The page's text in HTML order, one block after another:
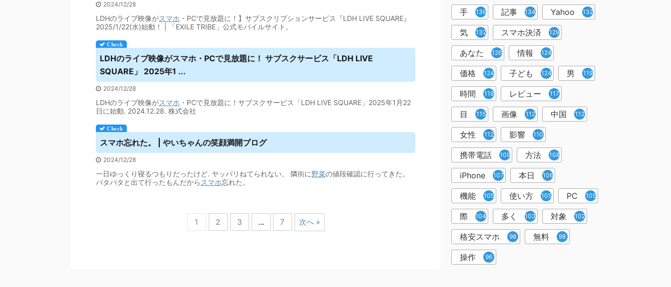
2024/12/28
LDHのライブ映像がスマホ ・PCで見放題に！】サブスクリプションサービス『LDH LIVE SQUARE』
2025/1/22(水)始動！ | 「EXILE TRIBE」公式モバイルサイト。
LDHのライブ映像がスマホ ・PCで見放題に！ サブスクサービス「LDH LIVE
SQUARE」 2025年1 ...
2024/12/28
LDHのライブ映像がスマホ ・PCで見放題に！サブスクサービス「LDH LIVE SQUARE」2025年1月22
日に始動. 2024.12.28. 株式会社
スマホ忘れた。 | やいちゃんの笑顔満開ブログ
2024/12/28
一日ゆっくり寝るつもりだったけど. ヤッパリねてられない。 隣街に野菜の値段確認に行ってきた。
バタバタと出て行ったもんだから スマホ忘れた。
1 2 3 … 7 次へ »
手 136 記事 134 Yahoo 132
気 132 スマホ決済 129
あなた 126 情報 124
価格 124 子ども 124 男 119
時間 119 レビュー 117
目 115 画像 112 中国 112
女性 112 影響 110
携帯電話 109 方法 108
iPhone 107 本日 106
機能 105 使い方 105 PC 105
際 104 多く 103 対象 102
格安スマホ 98 無料 98
操作 96